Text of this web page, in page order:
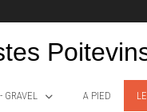
GRAVEL A PIED